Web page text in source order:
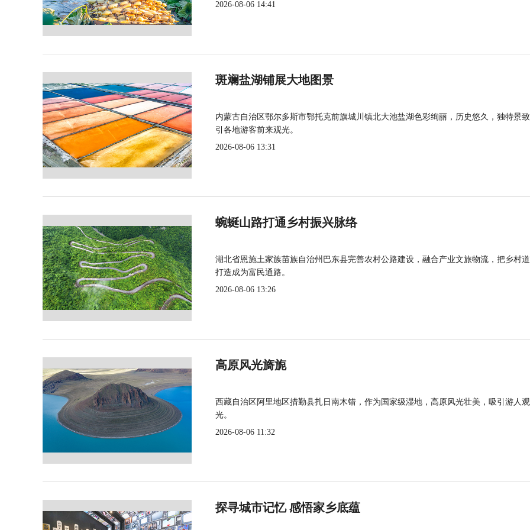
2026-08-06 14:41
斑斓盐湖铺展大地图景
内蒙古自治区鄂尔多斯市鄂托克前旗城川镇北大池盐湖色彩绚丽，历史悠久，独特景
引各地游客前来观光。
2026-08-06 13:31
蜿蜒山路打通乡村振兴脉络
湖北省恩施土家族苗族自治州巴东县完善农村公路建设，融合产业文旅物流，把乡村
打造成为富民通路。
2026-08-06 13:26
高原风光旖旎
西藏自治区阿里地区措勤县扎日南木错，作为国家级湿地，高原风光壮美，吸引游人观
光。
2026-08-06 11:32
探寻城市记忆 感悟家乡底蕴